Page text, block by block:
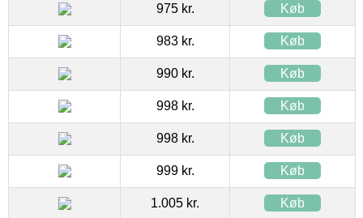
975 kr. Køb
983 kr. Køb
990 kr. Køb
998 kr. Køb
998 kr. Køb
999 kr. Køb
1.005 kr. Køb